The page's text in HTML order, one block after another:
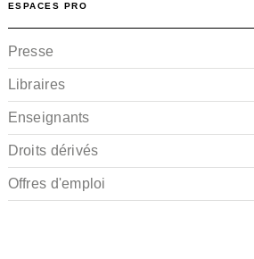
ESPACES PRO
Presse
Libraires
Enseignants
Droits dérivés
Offres d'emploi